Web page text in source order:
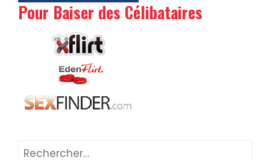
Pour Baiser des Célibataires
Rechercher :